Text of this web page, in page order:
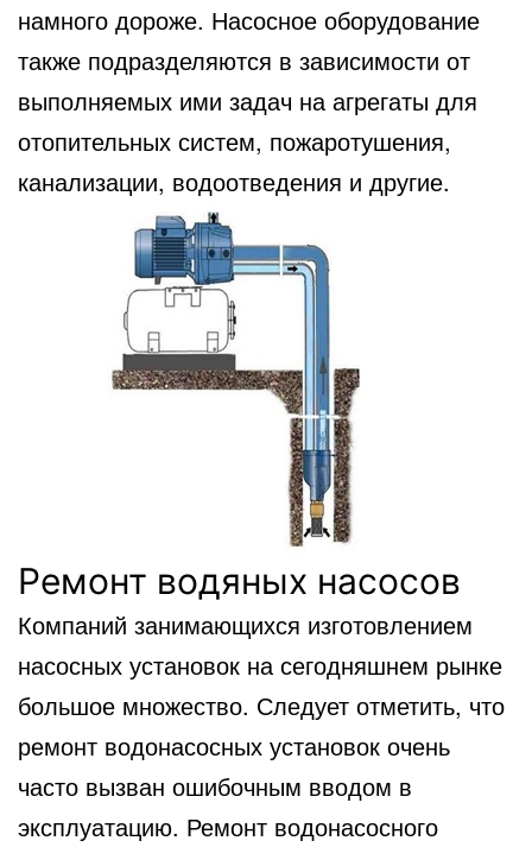
намного дороже. Насосное оборудование
также подразделяются в зависимости от
выполняемых ими задач на агрегаты для
отопительных систем, пожаротушения,
канализации, водоотведения и другие.
Ремонт водяных насосов
Компаний занимающихся изготовлением
насосных установок на сегодняшнем рынке
большое множество. Следует отметить, что
ремонт водонасосных установок очень
часто вызван ошибочным вводом в
эксплуатацию. Ремонт водонасосного